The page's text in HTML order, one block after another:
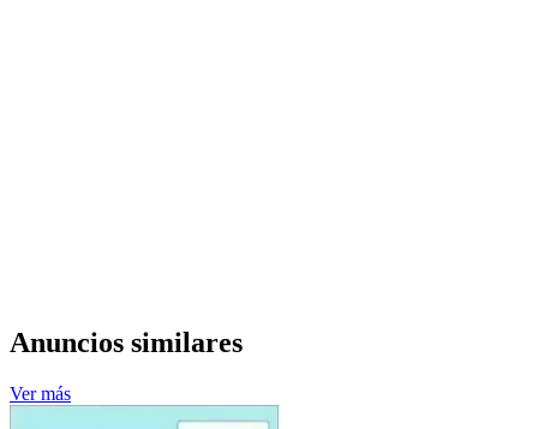
Anuncios similares
Ver más